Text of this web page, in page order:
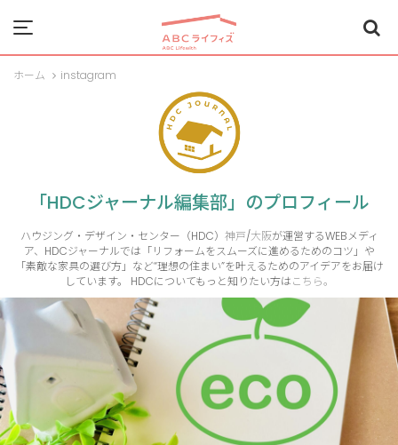
Menu
ホーム instagram
「HDCジャーナル編集部」のプロフィール
ハウジング・デザイン・センター（HDC） 神戸/大阪が運営するWEBメディ
ア、HDCジャーナルでは「リフォームをスムーズに進めるためのコツ」や
「素敵な家具の選び方」など“理想の住まい”を叶えるためのアイデアをお届け
しています。 HDCについてもっと知りたい方はこちら。